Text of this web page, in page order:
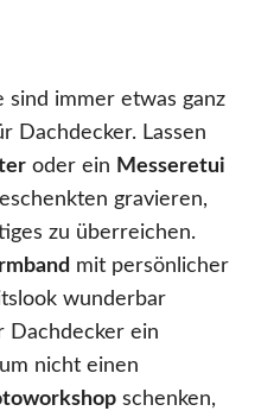
sind immer etwas ganz
Dachdecker. Lassen
oder ein Messeretui
gravieren,
zu überreichen.
mit persönlicher
wunderbar
Dachdecker ein
nicht einen
schenken,